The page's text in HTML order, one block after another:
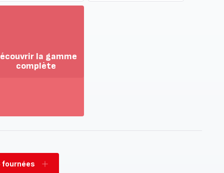
la gamme
complète
fournées
Ajouter